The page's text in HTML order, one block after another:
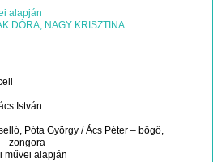
alapján
DÓRA, NAGY KRISZTINA
István
Póta György / Ács Péter – bőgő,
zongora
művei alapján